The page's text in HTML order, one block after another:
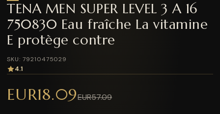
TENA MEN SUPER LEVEL 3 A 16
750830 Eau fraîche La vitamine
E protège contre
SKU: 79210475029
4.1
EUR18.09EUR57.09